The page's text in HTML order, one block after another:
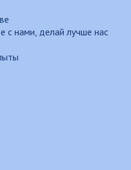
с нами, делай лучше нас